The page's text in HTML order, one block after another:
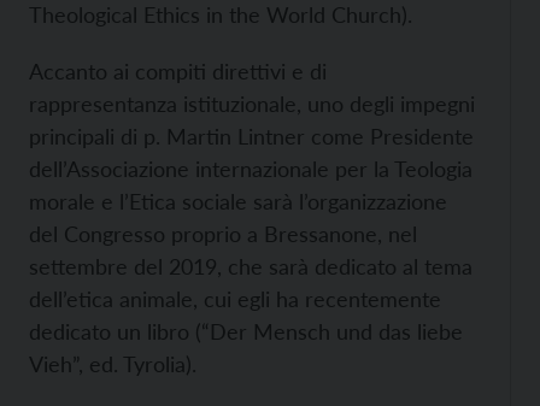
Theological Ethics in the World Church).
Accanto ai compiti direttivi e di
rappresentanza istituzionale, uno degli impegni
principali di p. Martin Lintner come Presidente
dell’Associazione internazionale per la Teologia
morale e l’Etica sociale sarà l’organizzazione
del Congresso proprio a Bressanone, nel
settembre del 2019, che sarà dedicato al tema
dell’etica animale, cui egli ha recentemente
dedicato un libro (“Der Mensch und das liebe
Vieh”, ed. Tyrolia).